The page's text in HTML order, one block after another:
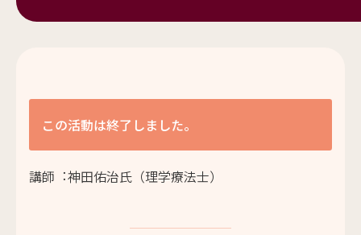
この活動は終了しました。
講師︓神⽥佑治⽒（理学療法⼠）